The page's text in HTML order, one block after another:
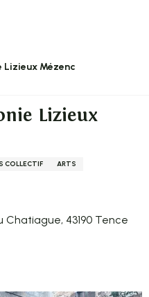
Mézenc
Lizieux
COLLECTIF
ARTS
43190 Tence